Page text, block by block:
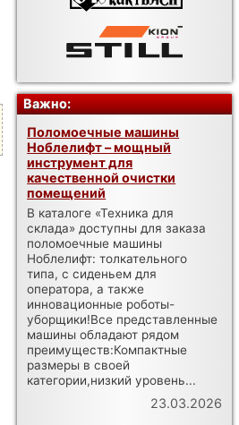
Важно:
Поломоечные машины
Ноблелифт – мощный
инструмент для
качественной очистки
помещений
В каталоге «Техника для
склада» доступны для заказа
поломоечные машины
Ноблелифт: толкательного
типа, с сиденьем для
оператора, а также
инновационные роботы-
уборщики!Все представленные
машины обладают рядом
преимуществ:Компактные
размеры в своей
категории,низкий уровень...
23.03.2026